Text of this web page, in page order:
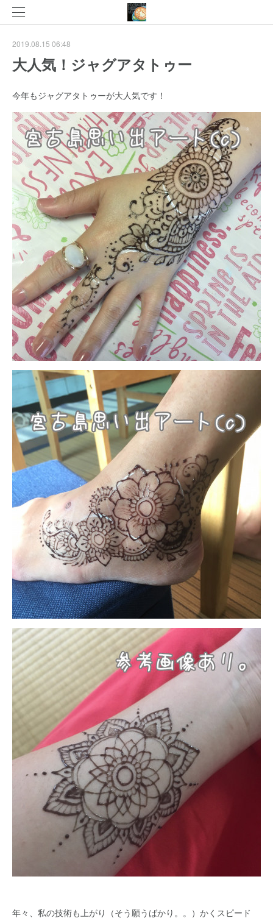
2019.08.15 06:48
大人気！ジャグアタトゥー
今年もジャグアタトゥーが大人気です！
年々、私の技術も上がり（そう願うばかり。。）かくスピード